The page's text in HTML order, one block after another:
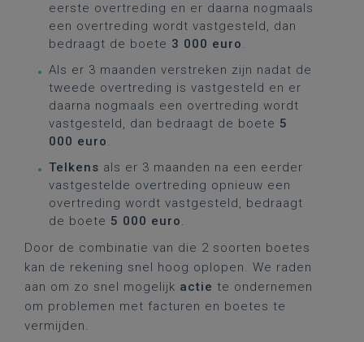
eerste overtreding en er daarna nogmaals
een overtreding wordt vastgesteld, dan
bedraagt de boete 3 000 euro.
Als er 3 maanden verstreken zijn nadat de
tweede overtreding is vastgesteld en er
daarna nogmaals een overtreding wordt
vastgesteld, dan bedraagt de boete 5
000 euro.
Telkens als er 3 maanden na een eerder
vastgestelde overtreding opnieuw een
overtreding wordt vastgesteld, bedraagt
de boete 5 000 euro.
Door de combinatie van die 2 soorten boetes
kan de rekening snel hoog oplopen. We raden
aan om zo snel mogelijk actie te ondernemen
om problemen met facturen en boetes te
vermijden.